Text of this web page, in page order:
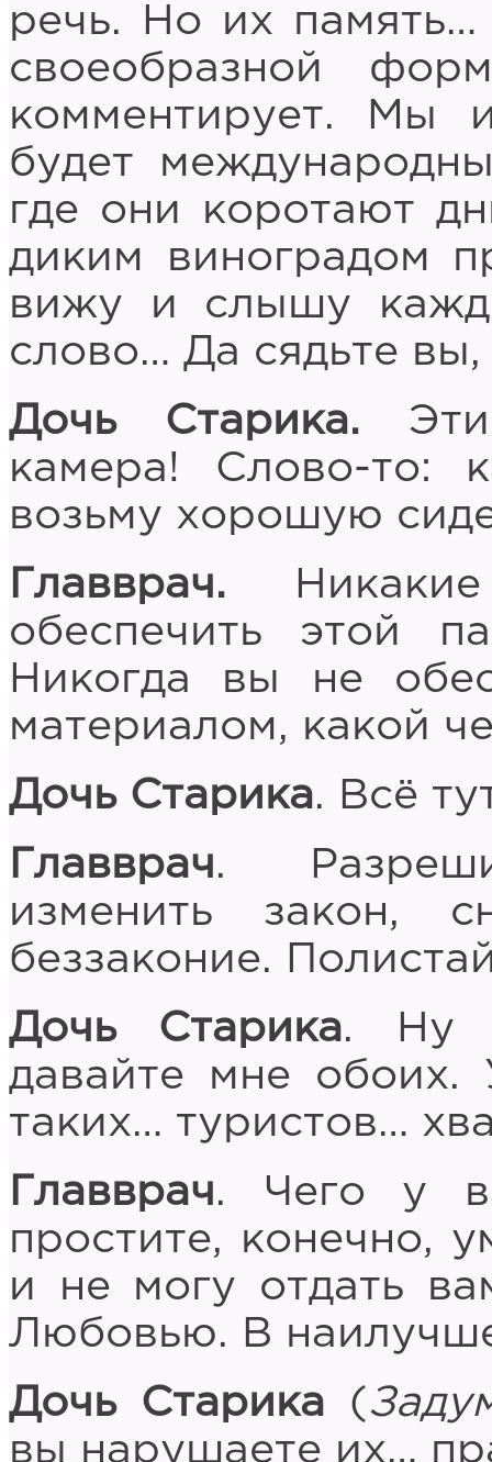
речь. Но их память…
своеобразной
комментирует. Мы
будет
где они коротают
диким виноградом
вижу и слышу
слово… Да сядьте вы,
Дочь Старика.
камера! Слово-то:
возьму хорошую
Главврач.
обеспечить этой
Никогда вы не
материалом, какой
Дочь Старика. Всё
Главврач.
изменить закон,
беззаконие.
Дочь Старика. Ну
давайте мне обоих.
таких… туристов…
Главврач. Чего у
простите, конечно,
и не могу отдать
Любовью. В
Дочь Старика (
вы нарушаете их…